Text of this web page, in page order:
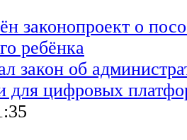
законопроект о
ребёнка